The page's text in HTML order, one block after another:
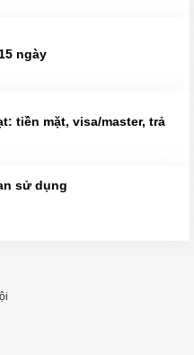
ngày
tiền mặt, visa/master, trả
sử dụng